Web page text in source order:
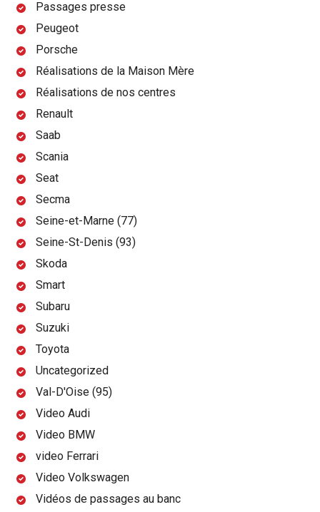
Passages presse
Peugeot
Porsche
Réalisations de la Maison Mère
Réalisations de nos centres
Renault
Saab
Scania
Seat
Secma
Seine-et-Marne (77)
Seine-St-Denis (93)
Skoda
Smart
Subaru
Suzuki
Toyota
Uncategorized
Val-D'Oise (95)
Video Audi
Video BMW
video Ferrari
Video Volkswagen
Vidéos de passages au banc